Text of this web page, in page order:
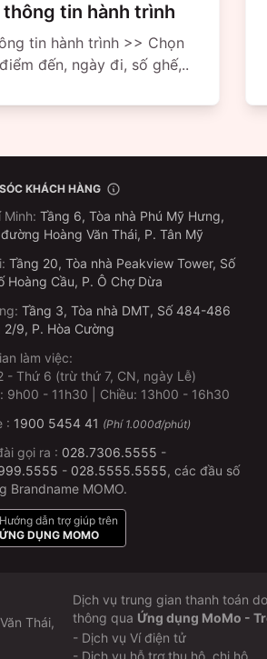
thông tin hành trình
tin hành trình >> Chọn
đến, ngày đi, số ghế,..
KHÁCH HÀNG
Minh: Tầng 6, Tòa nhà Phú Mỹ Hưng,
Hoàng Văn Thái, P. Tân Mỹ
: Tầng 20, Tòa nhà Peakview Tower, Số
Hoàng Cầu, P. Ô Chợ Dừa
: Tầng 3, Tòa nhà DMT, Số 484-486
9, P. Hòa Cường
làm việc:
- Thứ 6 (trừ thứ 7, CN, ngày Lễ)
9h00 - 11h30 | Chiều: 13h00 - 16h30
: 1900 5454 41 (Phí 1.000đ/phút)
gọi ra : 028.7306.5555 -
- 028.5555.5555, các đầu số
Brandname MOMO.
Hướng dẫn trợ giúp trên
ỨNG DỤNG MOMO
Thái,
Dịch vụ trung gian thanh toán
thông qua Ứng dụng MoMo -
- Dịch vụ Ví điện tử